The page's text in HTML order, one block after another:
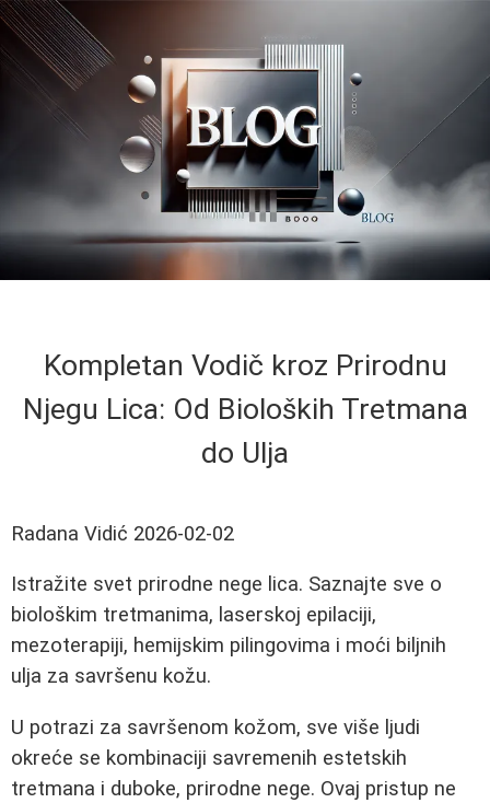
Kompletan Vodič kroz Prirodnu
Njegu Lica: Od Bioloških Tretmana
do Ulja
Radana Vidić 2026-02-02
Istražite svet prirodne nege lica. Saznajte sve o
biološkim tretmanima, laserskoj epilaciji,
mezoterapiji, hemijskim pilingovima i moći biljnih
ulja za savršenu kožu.
U potrazi za savršenom kožom, sve više ljudi
okreće se kombinaciji savremenih estetskih
tretmana i duboke, prirodne nege. Ovaj pristup ne